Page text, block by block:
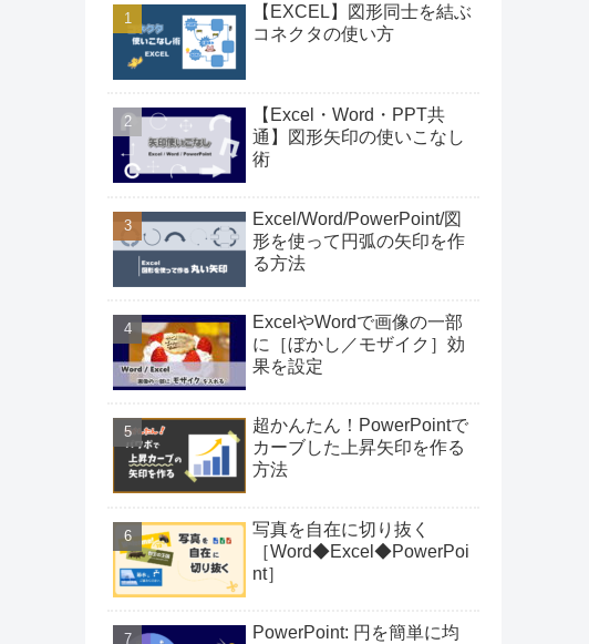
【EXCEL】図形同士を結ぶ
コネクタの使い方
【Excel・Word・PPT共
通】図形矢印の使いこなし
術
Excel/Word/PowerPoint/図
形を使って円弧の矢印を作
る方法
ExcelやWordで画像の一部
に［ぼかし／モザイク］効
果を設定
超かんたん！PowerPointで
カーブした上昇矢印を作る
方法
写真を自在に切り抜く
［Word◆Excel◆PowerPoi
nt］
PowerPoint: 円を簡単に均